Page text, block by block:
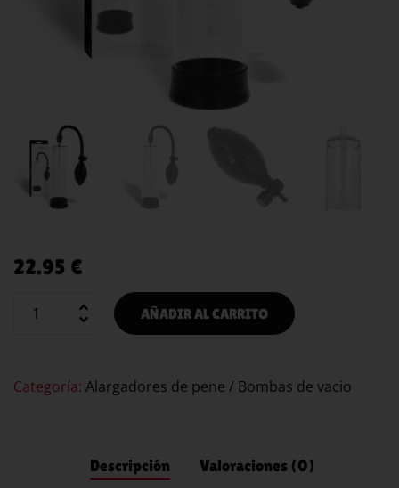
22.95 €
AÑADIR AL CARRITO
Categoría: Alargadores de pene / Bombas de vacio
Descripción Valoraciones (0)